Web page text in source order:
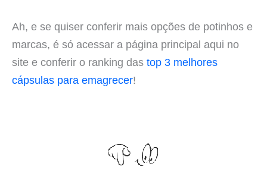
Ah, e se quiser conferir mais opções de potinhos e
marcas, é só acessar a página principal aqui no
site e conferir o ranking das top 3 melhores
cápsulas para emagrecer!